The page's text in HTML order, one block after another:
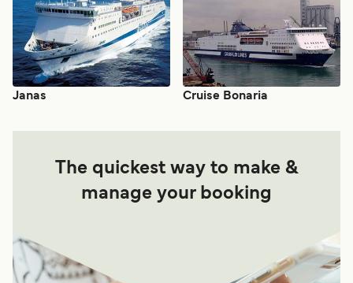
Janas Cruise Bonaria
The quickest way to make &
manage your booking